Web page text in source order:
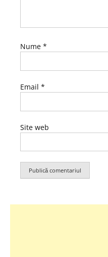
Nume *
Email *
Site web